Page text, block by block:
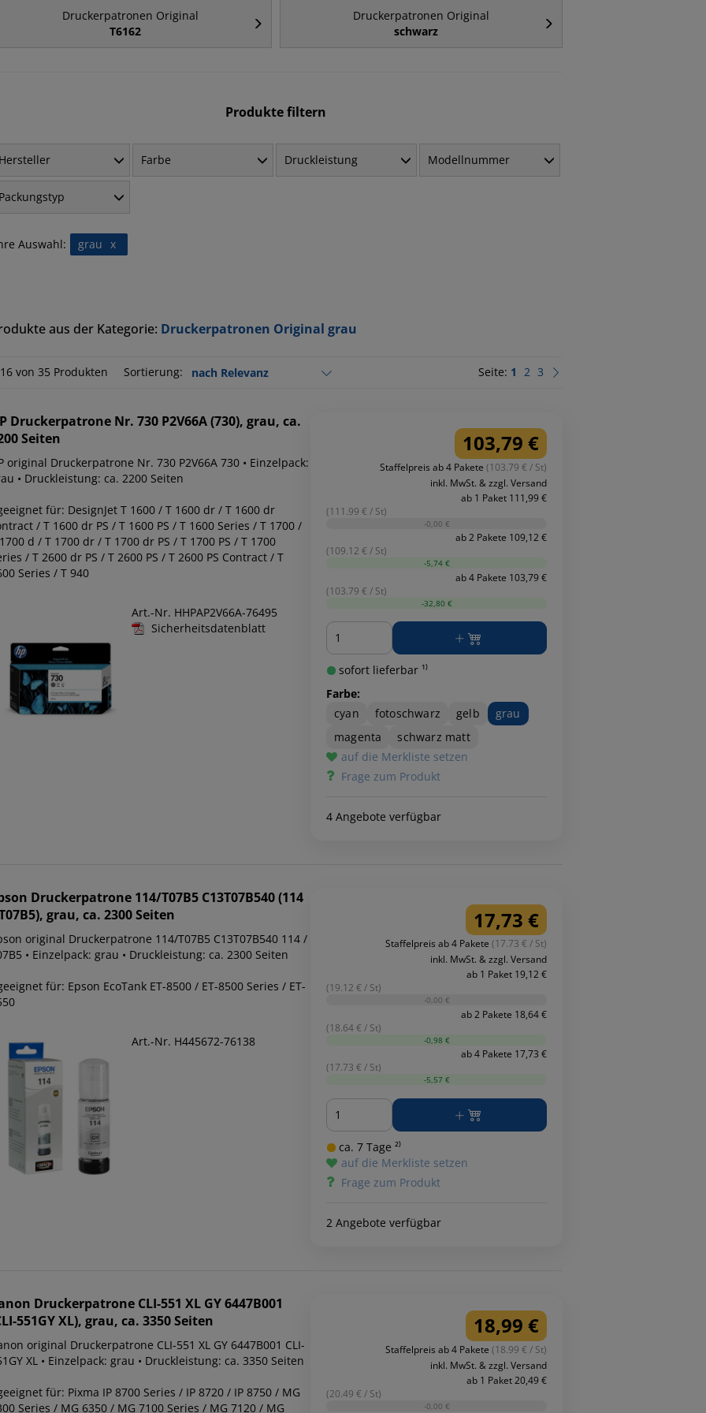
Druckerpatronen Original
T6162
Druckerpatronen Original
schwarz
Produkte filtern
Hersteller Farbe Druckleistung Modellnummer
Packungstyp
Auswahl: x
grau
aus der Kategorie: Druckerpatronen Original grau
von 35 Produkten Sortierung: Seite: 1 2 3
Druckerpatrone Nr. 730 P2V66A (730), grau, ca.
Seiten
original Druckerpatrone Nr. 730 P2V66A 730 • Einzelpack:
• Druckleistung: ca. 2200 Seiten
für: DesignJet T 1600 / T 1600 dr / T 1600 dr
/ T 1600 dr PS / T 1600 PS / T 1600 Series / T 1700 /
d / T 1700 dr / T 1700 dr PS / T 1700 PS / T 1700
/ T 2600 dr PS / T 2600 PS / T 2600 PS Contract / T
Series / T 940
Art.-Nr. HHPAP2V66A-76495
Sicherheitsdatenblatt
103,79 €
Staffelpreis ab 4 Pakete (103.79 € / St)
inkl. MwSt. & zzgl. Versand
ab 1 Paket 111,99 €
(111.99 € / St)
-0,00 €
ab 2 Pakete 109,12 €
(109.12 € / St)
-5,74 €
ab 4 Pakete 103,79 €
(103.79 € / St)
-32,80 €
Menge
sofort lieferbar ¹⁾
Farbe:
cyan
fotoschwarz gelb
grau
magenta
schwarz matt
auf die Merkliste setzen
Frage zum Produkt
4 Angebote verfügbar
Druckerpatrone 114/T07B5 C13T07B540 (114
grau, ca. 2300 Seiten
original Druckerpatrone 114/T07B5 C13T07B540 114 /
• Einzelpack: grau • Druckleistung: ca. 2300 Seiten
für: Epson EcoTank ET-8500 / ET-8500 Series / ET-
Art.-Nr. H445672-76138
17,73 €
Staffelpreis ab 4 Pakete (17.73 € / St)
inkl. MwSt. & zzgl. Versand
ab 1 Paket 19,12 €
(19.12 € / St)
-0,00 €
ab 2 Pakete 18,64 €
(18.64 € / St)
-0,98 €
ab 4 Pakete 17,73 €
(17.73 € / St)
-5,57 €
Menge
ca. 7 Tage ²⁾
auf die Merkliste setzen
Frage zum Produkt
2 Angebote verfügbar
Druckerpatrone CLI-551 XL GY 6447B001
551GY XL), grau, ca. 3350 Seiten
original Druckerpatrone CLI-551 XL GY 6447B001 CLI-
XL • Einzelpack: grau • Druckleistung: ca. 3350 Seiten
für: Pixma IP 8700 Series / IP 8720 / IP 8750 / MG
Series / MG 6350 / MG 7100 Series / MG 7120 / MG
18,99 €
Staffelpreis ab 4 Pakete (18.99 € / St)
inkl. MwSt. & zzgl. Versand
ab 1 Paket 20,49 €
(20.49 € / St)
-0,00 €